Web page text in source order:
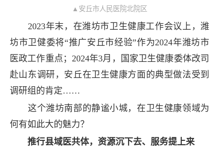
▲安丘市人民医院北院区
2023年末，在潍坊市卫生健康工作会议上，潍
坊市卫健委将“推广安丘市经验”作为2024年潍坊市
医政工作重点；2024年3月，国家卫生健康委体改司
赴山东调研，安丘在卫生健康方面的典型做法受到
调研组的肯定……
这个潍坊南部的静谧小城，在卫生健康领域为
何有如此大的魅力？
推行县域医共体，资源沉下去、服务提上来